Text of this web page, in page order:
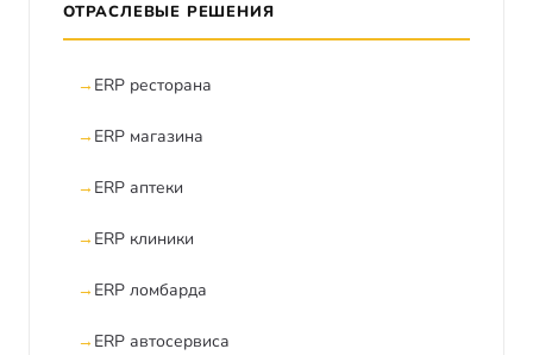
ОТРАСЛЕВЫЕ РЕШЕНИЯ
ERP ресторана
ERP магазина
ERP аптеки
ERP клиники
ERP ломбарда
ERP автосервиса